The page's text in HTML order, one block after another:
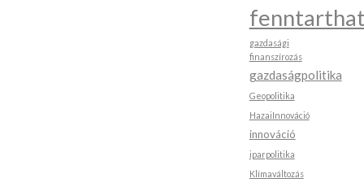
gazdasági
finanszírozás
gazdaságpolitika
Geopolitika
HazaiInnováció
innováció
iparpolitika
Klímaváltozás